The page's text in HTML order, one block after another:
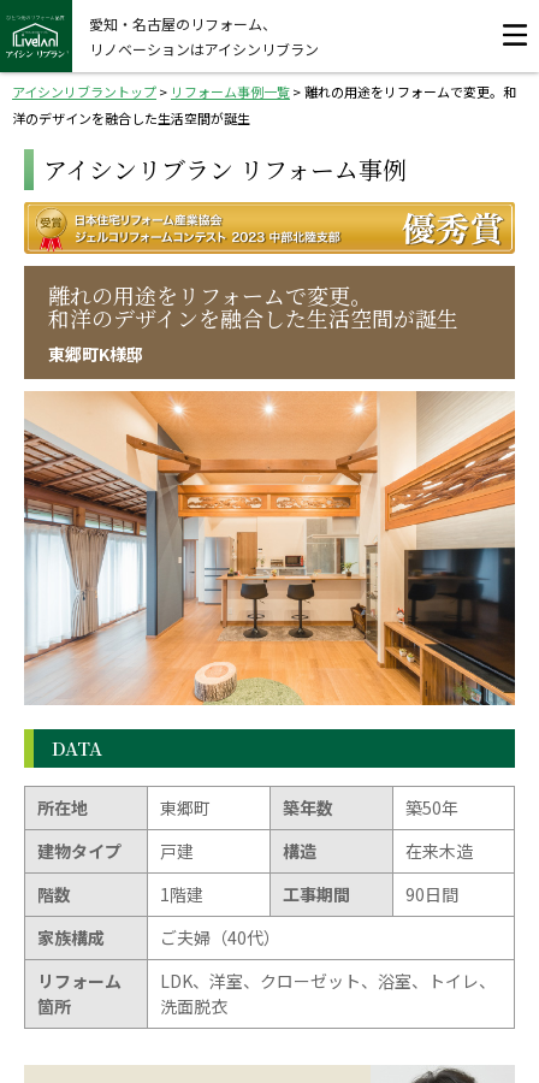
愛知・名古屋のリフォーム、
リノベーションはアイシンリブラン
アイシンリブラントップ> リフォーム事例一覧>離れの用途をリフォームで変更。和
洋のデザインを融合した生活空間が誕生
アイシンリブラン リフォーム事例
離れの用途をリフォームで変更。
和洋のデザインを融合した生活空間が誕生
東郷町K様邸
DATA
所在地 東郷町 築年数
築50年
建物タイプ
戸建 構造
在来木造
階数
1階建 工事期間
90日間
家族構成
ご夫婦（40代）
リフォーム
箇所
LDK、洋室、クローゼット、浴室、トイレ、
洗面脱衣